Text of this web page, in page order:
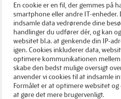
En cookie er en fil, der gemmes på
smartphone eller andre IT-enheder.
indsamle data vedrørende dine
handlinger du udfører dér, og kan
websitet bl.a. at genkende din IP-
igen. Cookies inkluderer data,
optimere kommunikationen mellem
skabe den bedst mulige oversigt
anvender vi cookies til at indsamle
Formålet er at optimere websitet
at gøre det mere brugervenligt.